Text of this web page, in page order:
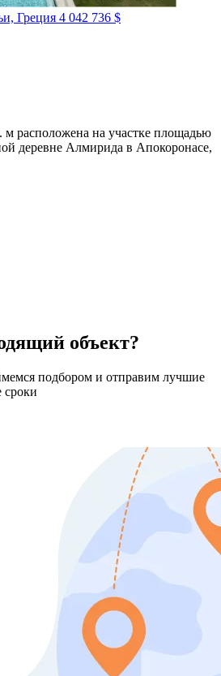
Греция 4 042 736 $
расположена на участке площадью
деревне Алмирида в Апокоронасе,
объект?
подбором и отправим лучшие
сроки